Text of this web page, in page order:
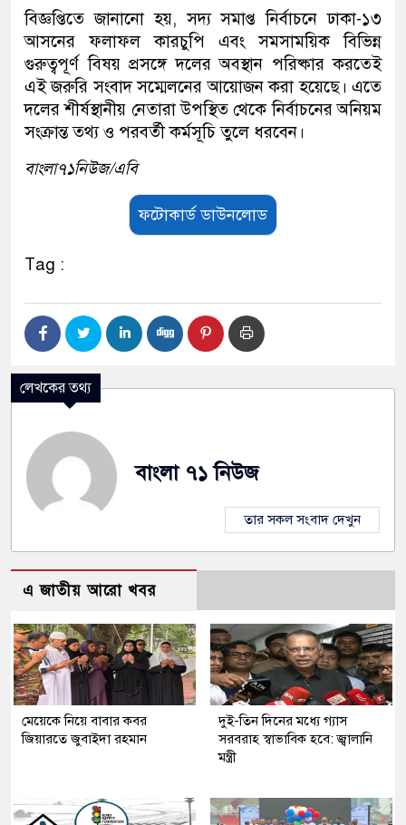
বিজ্ঞপ্তিতে জানানো হয়, সদ্য সমাপ্ত নির্বাচনে ঢাকা-১৩
আসনের ফলাফল কারচুপি এবং সমসাময়িক বিভিন্ন
গুরুত্বপূর্ণ বিষয় প্রসঙ্গে দলের অবস্থান পরিষ্কার করতেই
এই জরুরি সংবাদ সম্মেলনের আয়োজন করা হয়েছে। এতে
দলের শীর্ষস্থানীয় নেতারা উপস্থিত থেকে নির্বাচনের অনিয়ম
সংক্রান্ত তথ্য ও পরবর্তী কর্মসূচি তুলে ধরবেন।
বাংলা৭১নিউজ/এবি
ফটোকার্ড ডাউনলোড
Tag :
লেখকের তথ্য
বাংলা ৭১ নিউজ
তার সকল সংবাদ দেখুন
এ জাতীয় আরো খবর
মেয়েকে নিয়ে বাবার কবর
জিয়ারতে জুবাইদা রহমান
দুই-তিন দিনের মধ্যে গ্যাস
সরবরাহ স্বাভাবিক হবে: জ্বালানি
মন্ত্রী